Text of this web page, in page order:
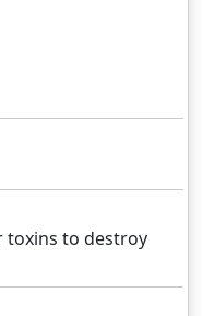
toxins to destroy